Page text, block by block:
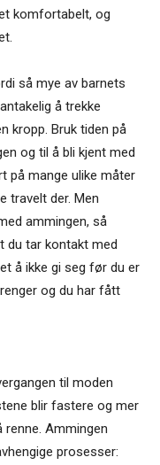
komfortabelt, og
så mye av barnets
å trekke
kropp. Bruk tiden på
og til å bli kjent med
på mange ulike måter
travelt der. Men
ammingen, så
du tar kontakt med
å ikke gi seg før du er
og du har fått
til moden
blir fastere og mer
renne. Ammingen
prosesser: